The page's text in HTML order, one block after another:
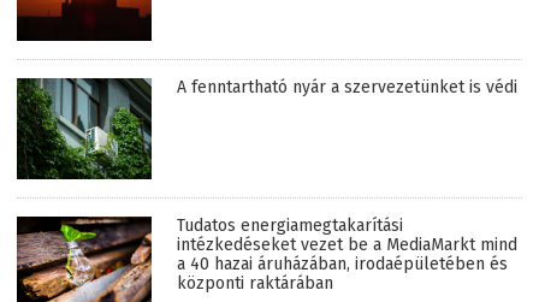
A fenntartható nyár a szervezetünket is védi
Tudatos energiamegtakarítási
intézkedéseket vezet be a MediaMarkt mind
a 40 hazai áruházában, irodaépületében és
központi raktárában